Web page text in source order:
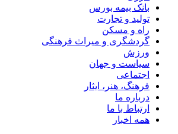
بانک بیمه بورس
تولید و تجارت
راه و مسکن
گردشگری و میراث فرهنگی
ورزش
سیاست و جهان
اجتماعی
فرهنگ، هنر، ایثار
درباره ما
ارتباط با ما
همه اخبار